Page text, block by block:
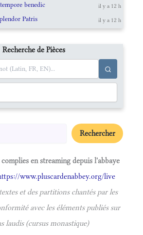
benedic il y a 12 h
Patris il y a 12 h
Recherche de Pièces
Rechercher
en streaming depuis l'abbaye
www.pluscardenabbey.org/live
et des partitions chantés par les
avec les éléments publiés sur
laudis (cursus monastique)